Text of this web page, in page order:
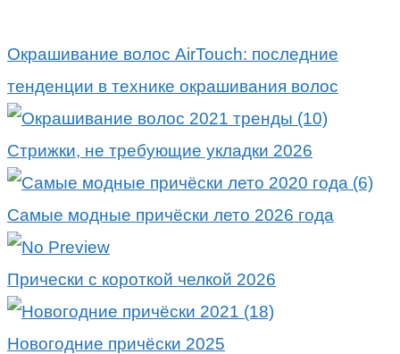
Окрашивание волос AirTouch: последние
тенденции в технике окрашивания волос
Стрижки, не требующие укладки 2026
Самые модные причёски лето 2026 года
Прически с короткой челкой 2026
Новогодние причёски 2025